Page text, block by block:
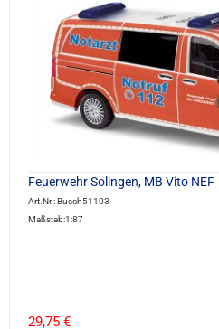
Feuerwehr Solingen, MB Vito NEF
Art.Nr.: Busch51103
Maßstab:1:87
29,75 €